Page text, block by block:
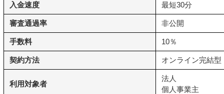
入金速度 最短30分
審査通過率 非公開
手数料 10％
契約方法 オンライン完結型
利用対象者
法人
個人事業主